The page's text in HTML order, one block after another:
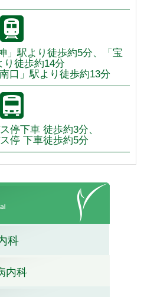
」駅より徒歩約5分、「宝
り徒歩約14分
口」駅より徒歩約13分
停下車 徒歩約3分、
停 下車徒歩約5分
科
内科